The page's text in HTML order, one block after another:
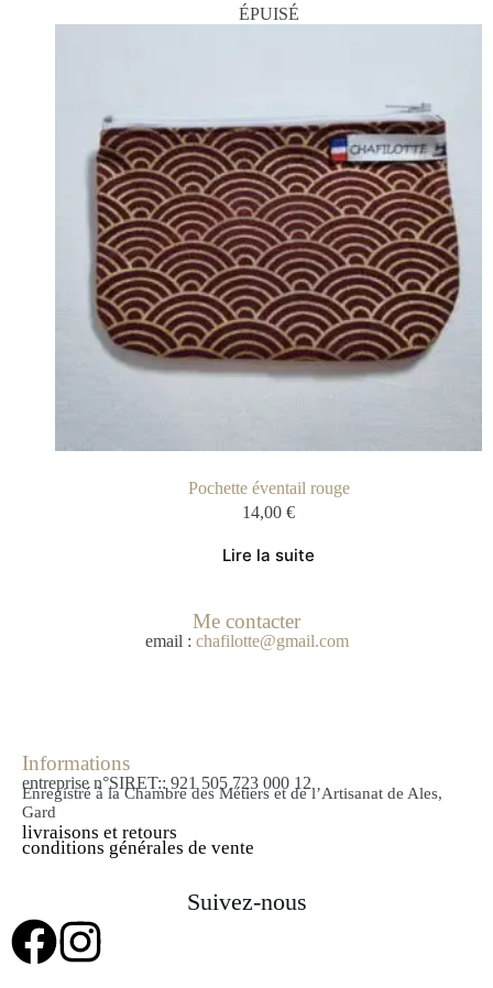
ÉPUISÉ
Pochette éventail rouge
14,00 €
Lire la suite
Me contacter
email : chafilotte@gmail.com
Informations
entreprise n°SIRET:: 921 505 723 000 12
Enregistré à la Chambre des Métiers et de l’Artisanat de Ales,
Gard
livraisons et retours
conditions générales de vente
Suivez-nous